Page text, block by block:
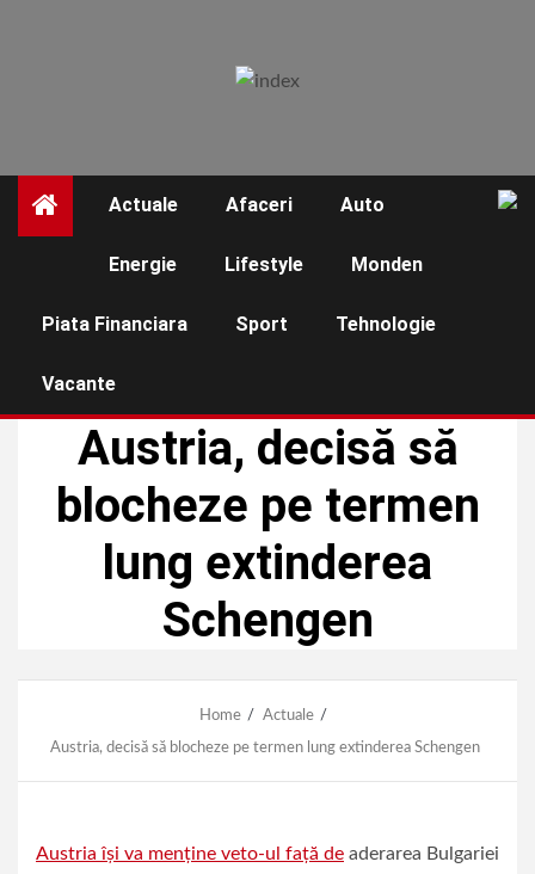
Actuale Afaceri Auto
Energie Lifestyle Monden
Piata Financiara Sport Tehnologie
Vacante
Austria, decisă să
blocheze pe termen
lung extinderea
Schengen
Home Actuale
Austria, decisă să blocheze pe termen lung extinderea Schengen
Austria îşi va menţine veto-ul faţă de aderarea Bulgariei